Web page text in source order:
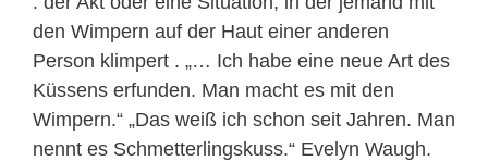
den Wimpern auf der Haut einer anderen
Person klimpert . „… Ich habe eine neue Art des
Küssens erfunden. Man macht es mit den
Wimpern.“ „Das weiß ich schon seit Jahren. Man
nennt es Schmetterlingskuss.“ Evelyn Waugh.